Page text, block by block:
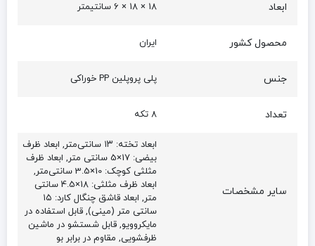
ابعاد 18 × 18 × 6 سانتیمتر
محصول کشور ایران
جنس پلی پروپلین PP خوراکی
تعداد 8 تکه
سایر مشخصات
ابعاد تخته: ۱۳ سانتی‌متر, ابعاد ظرف
بیضی: 17×5 سانتی‌ متر, ابعاد ظرف
مثلثی کوچک: 10×3.5 سانتی‌متر,
ابعاد ظرف مثلثی: 18×4.5 سانتی‌
متر, ابعاد قاشق چنگال کارد: ۱۵
سانتی‌ متر (مینی), قابل استفاده در
مایکروویو, قابل شستشو در ماشین
ظرفشویی, مقاوم در برابر بو